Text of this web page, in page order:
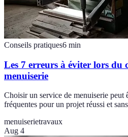
Conseils pratiques6 min
Les 7 erreurs à éviter lors du
menuiserie
Choisir un service de menuiserie peut
fréquentes pour un projet réussi et
menuiserietravaux
Aug 4